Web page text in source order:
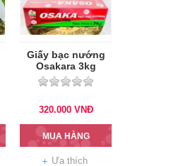
Giấy bạc nướng
Osakara 3kg
320.000 VNĐ
MUA HÀNG
Ưa thích